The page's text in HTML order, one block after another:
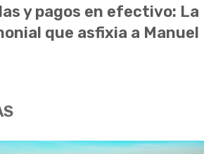
y pagos en efectivo: La
que asfixia a Manuel